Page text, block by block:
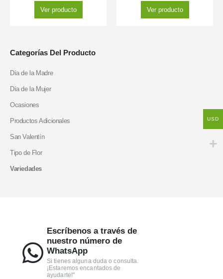
Ver producto Ver producto
Categorías Del Producto
Día de la Madre
Día de la Mujer
Ocasiones
Productos Adicionales
San Valentín
Tipo de Flor
Variedades
Escríbenos a través de
nuestro número de
WhatsApp
Si tienes alguna duda o consulta.
¡Estaremos encantados de
ayudarte!"
USD